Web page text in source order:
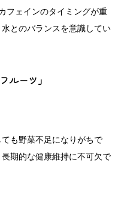
フェインのタイミングが重
とのバランスを意識してい
ルーツ」
も野菜不足になりがちで
期的な健康維持に不可欠で